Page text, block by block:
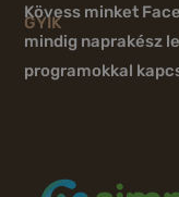
GYIK
Kövess minket
mindig naprakész
programokkal